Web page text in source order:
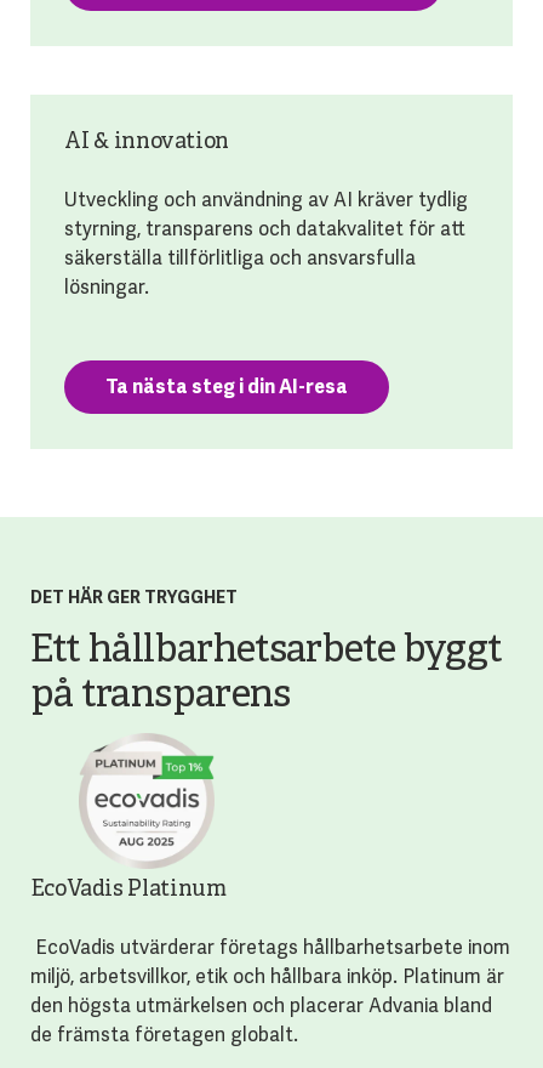
AI & innovation
Utveckling och användning av AI kräver tydlig
styrning, transparens och datakvalitet för att
säkerställa tillförlitliga och ansvarsfulla
lösningar.
Ta nästa steg i din AI-resa
DET HÄR GER TRYGGHET
Ett hållbarhetsarbete byggt
på transparens
EcoVadis Platinum
EcoVadis utvärderar företags hållbarhetsarbete inom
miljö, arbetsvillkor, etik och hållbara inköp. Platinum är
den högsta utmärkelsen och placerar Advania bland
de främsta företagen globalt.